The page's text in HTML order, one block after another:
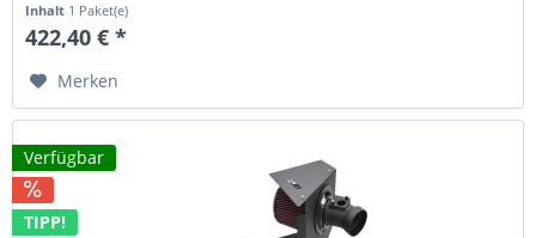
Inhalt 1 Paket(e)
422,40 € *
Merken
Verfügbar
TIPP!